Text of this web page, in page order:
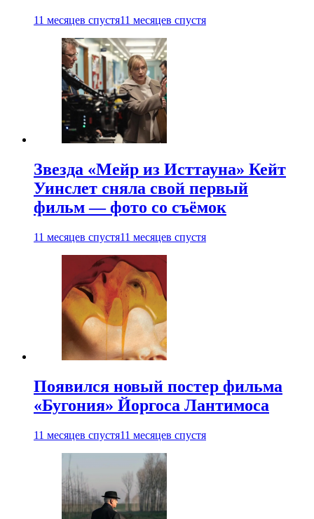
11 месяцев спустя11 месяцев спустя
Звезда «Мейр из Исттауна» Кейт
Уинслет сняла свой первый
фильм — фото со съёмок
11 месяцев спустя11 месяцев спустя
Появился новый постер фильма
«Бугония» Йоргоса Лантимоса
11 месяцев спустя11 месяцев спустя